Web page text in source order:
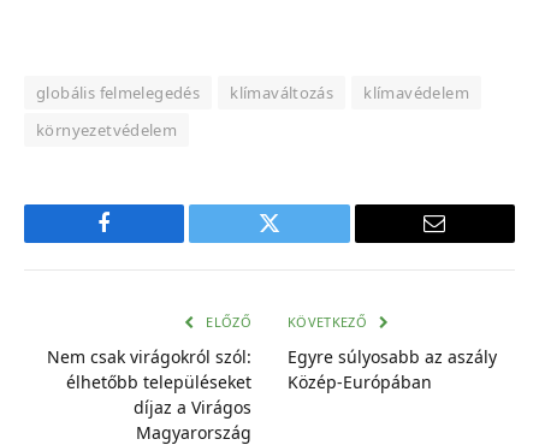
globális felmelegedés klímaváltozás
klímavédelem
környezetvédelem
Facebook Twitter
E-
ELŐZŐ
Nem csak virágokról szól:
élhetőbb településeket
díjaz a Virágos
Magyarország
KÖVETKEZŐ
Egyre súlyosabb az aszály
Közép-Európában